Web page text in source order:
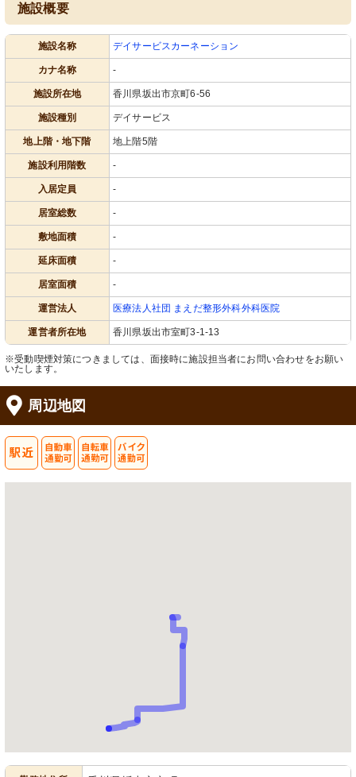
施設概要
施設名称 デイサービスカーネーション
カナ名称 -
施設所在地 香川県坂出市京町6-56
施設種別 デイサービス
地上階・地下階 地上階5階
施設利用階数 -
入居定員 -
居室総数 -
敷地面積 -
延床面積 -
居室面積 -
運営法人 医療法人社団 まえだ整形外科外科医院
運営者所在地 香川県坂出市室町3-1-13
※受動喫煙対策につきましては、面接時に施設担当者にお問い合わせをお願い
いたします。
周辺地図